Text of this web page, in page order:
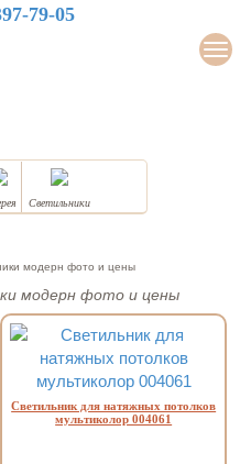
79-05
Светильники
модерн фото и цены
модерн фото и цены
Светильник для натяжных потолков
мультиколор 004061